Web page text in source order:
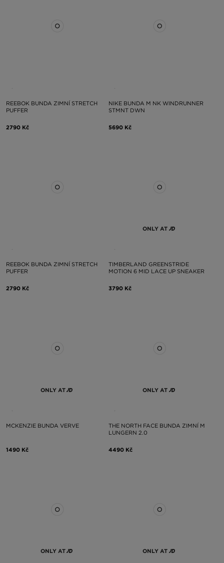
REEBOK BUNDA ZIMNÍ STRETCH
PUFFER
2790 Kč
NIKE BUNDA M NK WINDRUNNER
STMNT DWN
5690 Kč
REEBOK BUNDA ZIMNÍ STRETCH
PUFFER
2790 Kč
ONLY AT
TIMBERLAND GREENSTRIDE
MOTION 6 MID LACE UP SNEAKER
3790 Kč
ONLY AT
MCKENZIE BUNDA VERVE
1490 Kč
ONLY AT
THE NORTH FACE BUNDA ZIMNÍ M
LUNGERN 2.0
4490 Kč
ONLY AT ONLY AT